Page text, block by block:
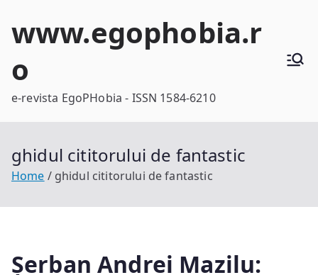
www.egophobia.r
o
e-revista EgoPHobia - ISSN 1584-6210
ghidul cititorului de fantastic
Home ghidul cititorului de fantastic
Șerban Andrei Mazilu: